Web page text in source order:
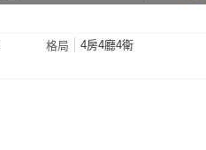
格局
4房4廳4衛